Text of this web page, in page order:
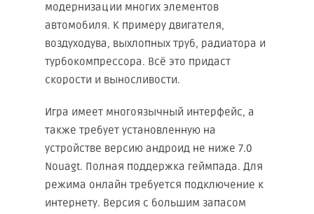
модернизации многих элементов
автомобиля. К примеру двигателя,
воздуходува, выхлопных труб, радиатора и
турбокомпрессора. Всё это придаст
скорости и выносливости.
Игра имеет многоязычный интерфейс, а
также требует установленную на
устройстве версию андроид не ниже 7.0
Nouagt. Полная поддержка геймпада. Для
режима онлайн требуется подключение к
интернету. Версия с большим запасом